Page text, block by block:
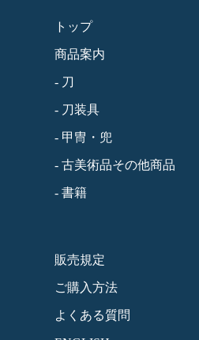
トップ
商品案内
- 刀
- 刀装具
- 甲冑・兜
- 古美術品その他商品
- 書籍
販売規定
ご購入方法
よくある質問